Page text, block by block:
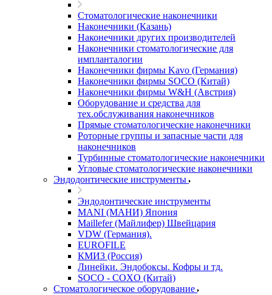
Стоматологические наконечники
Наконечники (Казань)
Наконечники других производителей
Наконечники стоматологические для
импланталогии
Наконечники фирмы Kavo (Германия)
Наконечники фирмы SOCO (Китай)
Наконечники фирмы W&H (Австрия)
Оборудование и средства для
тех.обслуживания наконечников
Прямые стоматологические наконечники
Роторные группы и запасные части для
наконечников
Турбинные стоматологические наконечники
Угловые стоматологические наконечники
Эндодонтические инструменты
Эндодонтические инструменты
MANI (МАНИ) Япония
Maillefer (Майлифер) Швейцария
VDW (Германия).
EUROFILE
КМИЗ (Россия)
Линейки. Эндобоксы. Кофры и тд.
SOCO - COXO (Китай)
Стоматологическое оборудование